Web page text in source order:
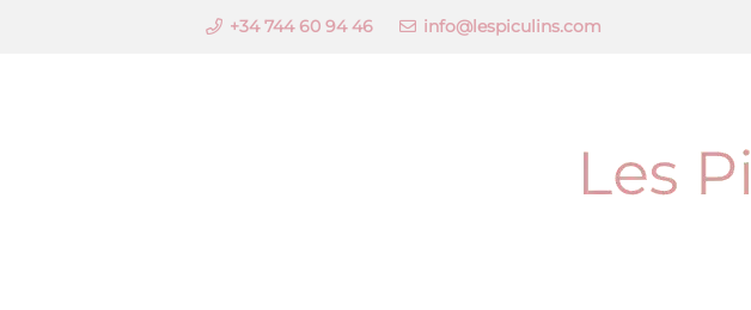
+34 744 60 94 46 info@lespiculins.com